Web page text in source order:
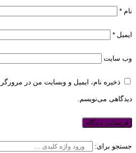
نام *
ایمیل *
وب‌ سایت
ذخیره نام، ایمیل و وبسایت من در مرورگر
دیدگاهی می‌نویسم.
جستجو برای: